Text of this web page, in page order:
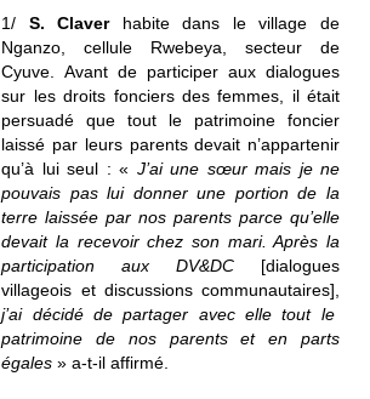
1/ S. Claverhabite dans le village de
Nganzo, cellule Rwebeya, secteur de
Cyuve. Avant de participer aux dialogues
sur les droits fonciers des femmes, il était
persuadé que tout le patrimoine foncier
laissé par leurs parents devait n’appartenir
qu’à lui seul : « J’ai une sœur mais je ne
pouvais pas lui donner une portion de la
terre laissée par nos parents parce qu’elle
devait la recevoir chez son mari. Après la
participation aux DV&DC [dialogues
villageois et discussions communautaires],
j’ai décidé de partager avec elle tout le
patrimoine de nos parents et en parts
égales » a-t-il affirmé.